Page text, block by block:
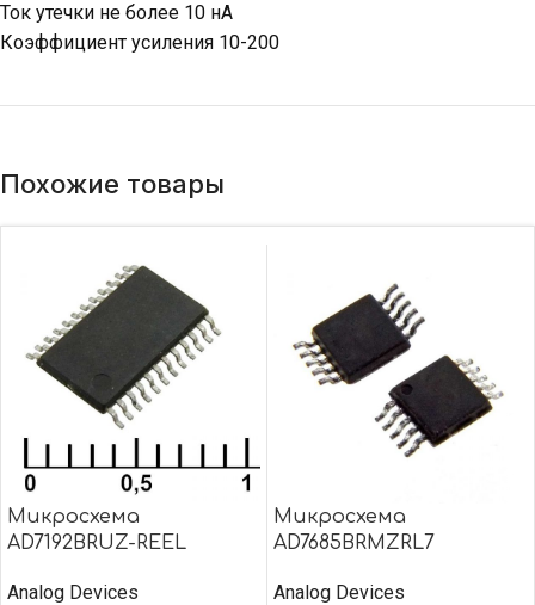
Ток утечки не более 10 нА
Коэффициент усиления 10-200
Похожие товары
Микросхема
AD7192BRUZ-REEL
Analog Devices
Микросхема
AD7685BRMZRL7
Analog Devices